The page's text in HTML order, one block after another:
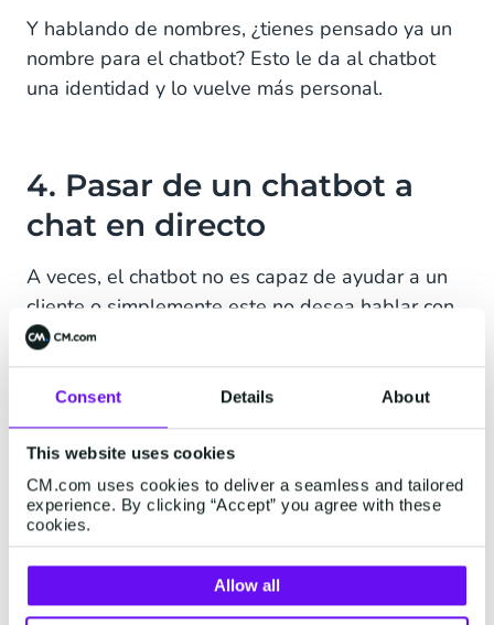
Consent Details About
This website uses cookies
CM.com uses cookies to deliver a seamless and tailored
experience. By clicking “Accept” you agree with these
cookies.
Allow all
Y hablando de nombres, ¿tienes pensado ya un
nombre para el chatbot? Esto le da al chatbot
una identidad y lo vuelve más personal.
4. Pasar de un chatbot a
chat en directo
A veces, el chatbot no es capaz de ayudar a un
cliente o simplemente este no desea hablar con
el chatbot. Debes garantizar que la conversación
se transfiera de manera fácil y rápida de un
chatbot a un agente humano.
Pregúntale al cliente si está recibiendo la ayuda
que necesita o si desea hablar con un agente.
Tanto para el agente como para el cliente resulta
ventajoso
conversación.
Con las herramientas deatención al cliente